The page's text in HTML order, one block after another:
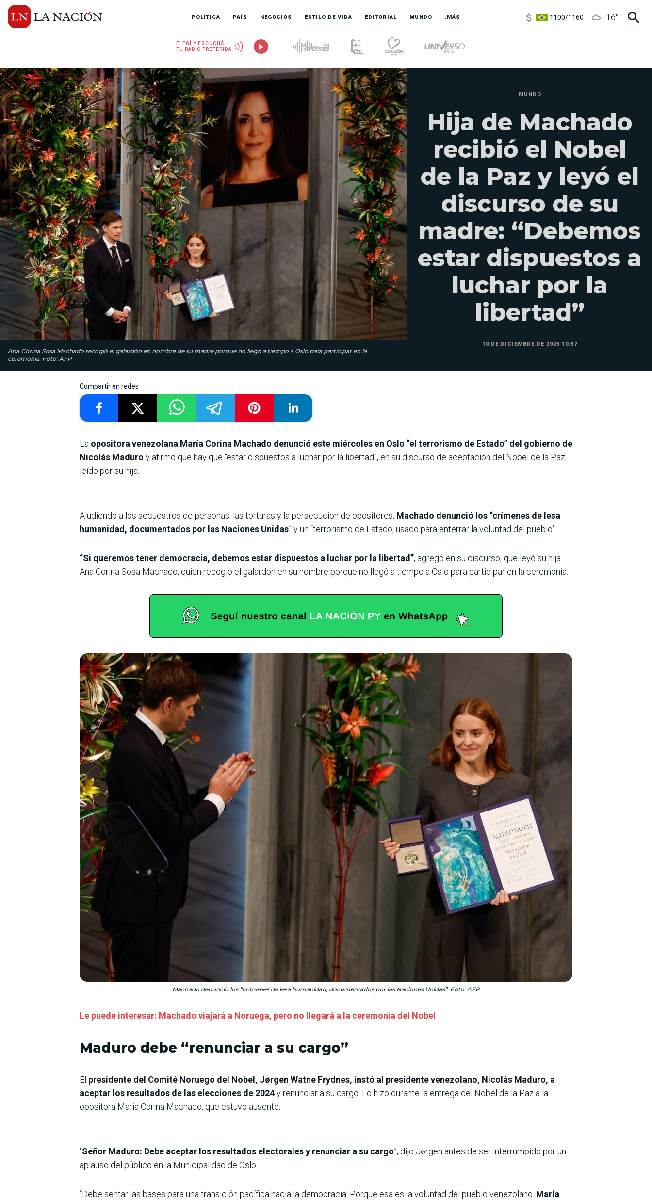
POLÍTICA PAÍS NEGOCIOS ESTILO DE VIDA EDITORIAL MUNDO :MÁS
3,8/4
16°
ELEGÍ Y ESCUCHÁ
TU RADIO PREFERIDA
Ana Corina Sosa Machado recogió el galardón en nombre de su madre porque no llegó a tiempo a Oslo para participar en la
ceremonia. Foto: AFP
MUNDO
Hija de Machado
recibió el Nobel
de la Paz y leyó el
discurso de su
madre: “Debemos
estar dispuestos a
luchar por la
libertad”
10 DE DICIEMBRE DE 2025 10:37
Compartir en redes
La opositora venezolana María Corina Machado denunció este miércoles en Oslo “el terrorismo de Estado” del gobierno de
Nicolás Maduro y afirmó que hay que “estar dispuestos a luchar por la libertad”, en su discurso de aceptación del Nobel de la Paz,
leído por su hija.
Aludiendo a los secuestros de personas, las torturas y la persecución de opositores, Machado denunció los “crímenes de lesa
humanidad, documentados por las Naciones Unidas” y un “terrorismo de Estado, usado para enterrar la voluntad del pueblo”.
“Si queremos tener democracia, debemos estar dispuestos a luchar por la libertad”, agregó en su discurso, que leyó su hija
Ana Corina Sosa Machado, quien recogió el galardón en su nombre porque no llegó a tiempo a Oslo para participar en la ceremonia.
Machado denunció los “crímenes de lesa humanidad, documentados por las Naciones Unidas”. Foto: AFP
Le puede interesar: Machado viajará a Noruega, pero no llegará a la ceremonia del Nobel
Maduro debe “renunciar a su cargo”
El presidente del Comité Noruego del Nobel, Jørgen Watne Frydnes, instó al presidente venezolano, Nicolás Maduro, a
aceptar los resultados de las elecciones de 2024y renunciar a su cargo. Lo hizo durante la entrega del Nobel de la Paz a la
opositora María Corina Machado, que estuvo ausente.
“Señor Maduro: Debe aceptar los resultados electorales y renunciar a su cargo”, dijo Jørgen antes de ser interrumpido por un
aplauso del público en la Municipalidad de Oslo.
“Debe sentar las bases para una transición pacífica hacia la democracia. Porque esa es la voluntad del pueblo venezolano. María